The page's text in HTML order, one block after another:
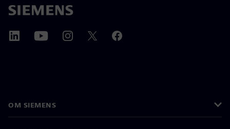
OM SIEMENS